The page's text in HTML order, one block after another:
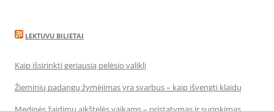
LEKTUVU BILIETAI
Kaip išsirinkti geriausią pelėsio valiklį
Žieminių padangų žymėjimas yra svarbus – kaip išvengti klaidų